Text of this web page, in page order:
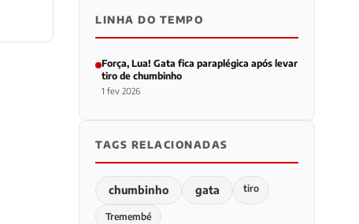
LINHA DO TEMPO
Força, Lua! Gata fica paraplégica após levar
tiro de chumbinho
1 fev 2026
TAGS RELACIONADAS
chumbinho gata tiro
Tremembé